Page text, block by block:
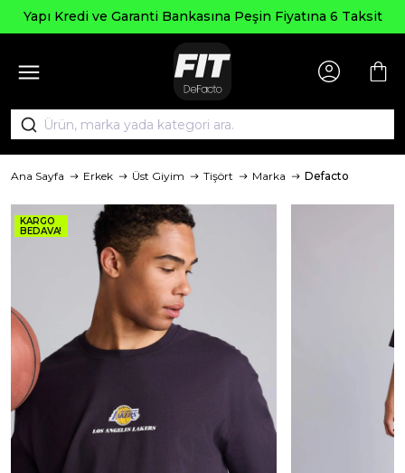
Yapı Kredi ve Garanti Bankasına Peşin Fiyatına 6 Taksit
Ana Sayfa Erkek Üst Giyim Tişört Marka Defacto
KARGO
BEDAVA!